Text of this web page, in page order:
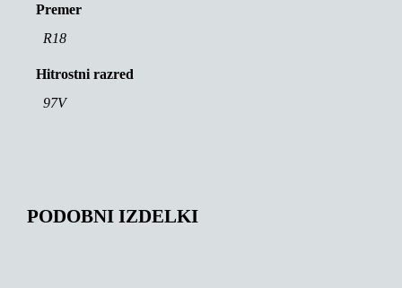
Premer
R18
Hitrostni razred
97V
PODOBNI IZDELKI